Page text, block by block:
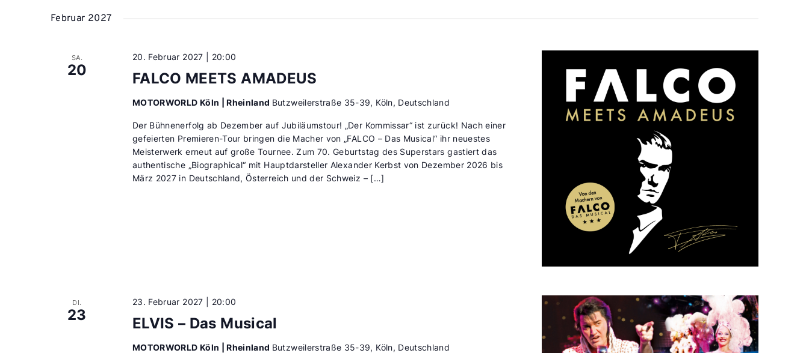
Februar 2027
SA.
20 FALCO MEETS AMADEUS
20. Februar 2027 | 20:00
MOTORWORLD Köln | Rheinland Butzweilerstraße 35-39, Köln, Deutschland
Der Bühnenerfolg ab Dezember auf Jubiläumstour! „Der Kommissar“ ist zurück! Nach einer
gefeierten Premieren-Tour bringen die Macher von „FALCO – Das Musical“ ihr neuestes
Meisterwerk erneut auf große Tournee. Zum 70. Geburtstag des Superstars gastiert das
authentische „Biographical“ mit Hauptdarsteller Alexander Kerbst von Dezember 2026 bis
März 2027 in Deutschland, Österreich und der Schweiz – […]
DI.
23 ELVIS – Das Musical
23. Februar 2027 | 20:00
MOTORWORLD Köln | Rheinland Butzweilerstraße 35-39, Köln, Deutschland